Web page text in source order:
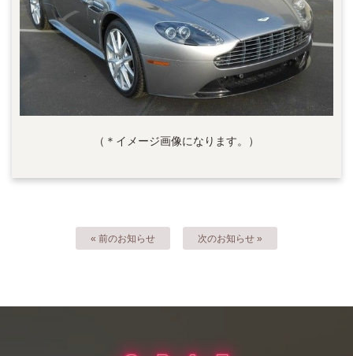
（＊イメージ画像になります。）
« 前のお知らせ 次のお知らせ »